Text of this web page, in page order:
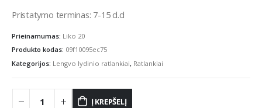
Pristatymo terminas: 7-15 d.d
Prieinamumas: Liko 20
Produkto kodas: 09f10095ec75
Kategorijos: Lengvo lydinio ratlankiai, Ratlankiai
Į KREPŠELĮ